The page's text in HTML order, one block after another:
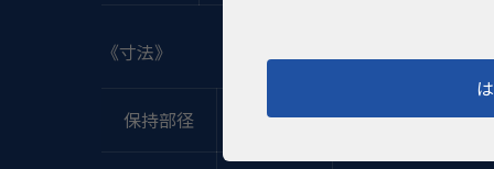
《寸法》
保持部径 接眼部径 高さ